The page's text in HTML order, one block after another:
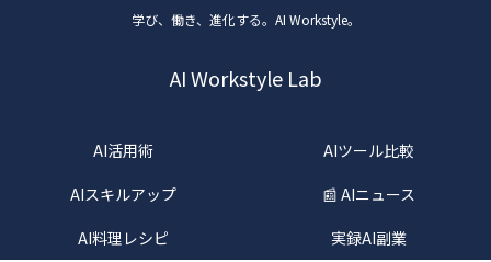
学び、働き、進化する。AI Workstyle。
AI Workstyle Lab
AI活用術
AIツール比較
AIスキルアップ
📰 AIニュース
AI料理レシピ
実録AI副業